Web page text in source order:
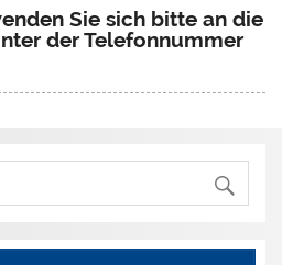
Sie sich bitte an die
der Telefonnummer